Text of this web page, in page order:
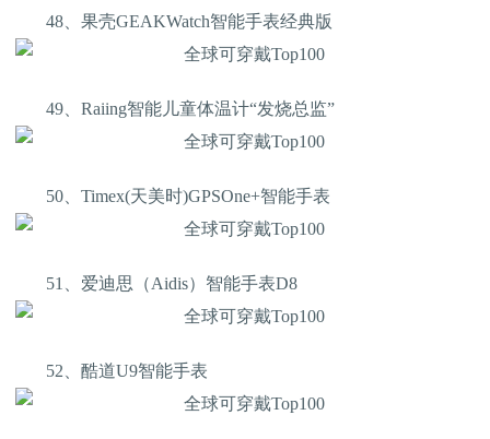
48、果壳GEAKWatch智能手表经典版
49、Raiing智能儿童体温计“发烧总监”
50、Timex(天美时)GPSOne+智能手表
51、爱迪思（Aidis）智能手表D8
52、酷道U9智能手表